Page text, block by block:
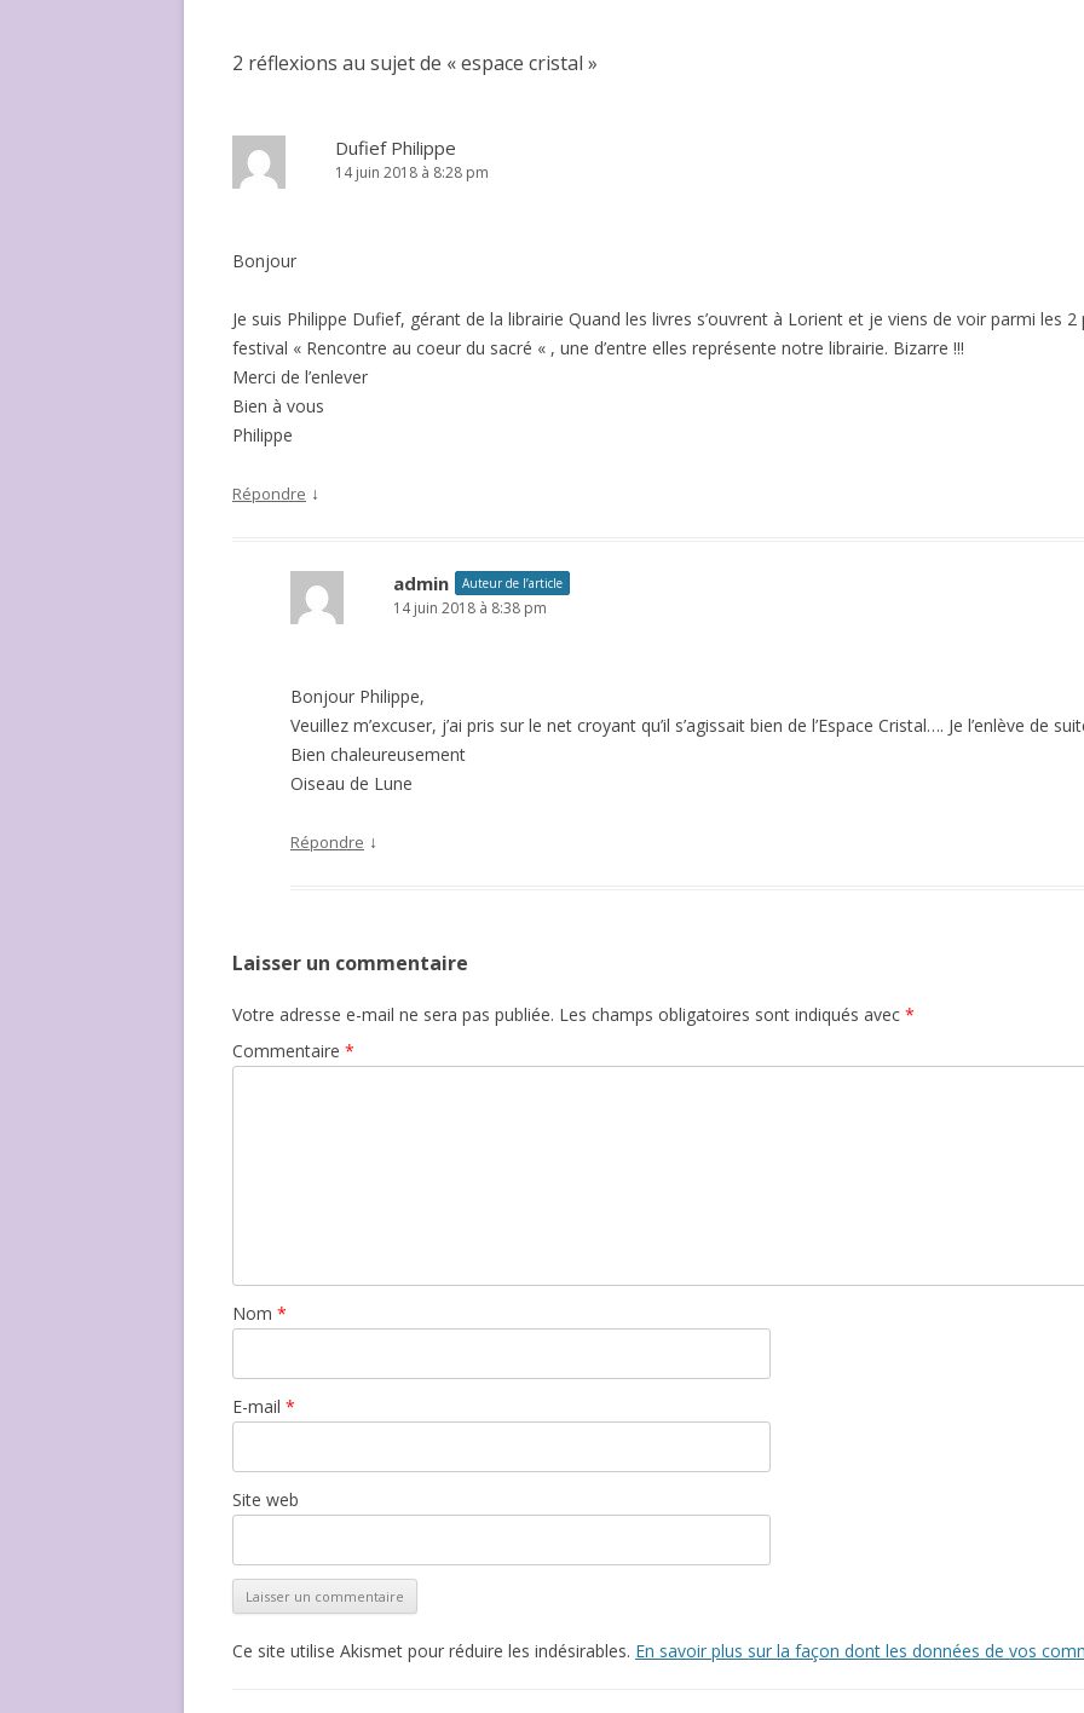
2 réflexions au sujet de «espace cristal »
Dufief Philippe
14 juin 2018 à 8:28 pm
Bonjour
Je suis Philippe Dufief, gérant de la librairie Quand les livres s’ouvrent à Lorient et je viens de voir parmi les
festival « Rencontre au coeur du sacré « , une d’entre elles représente notre librairie. Bizarre !!!
Merci de l’enlever
Bien à vous
Philippe
Répondre ↓
admin Auteur de l’article
14 juin 2018 à 8:38 pm
Bonjour Philippe,
Veuillez m’excuser, j’ai pris sur le net croyant qu’il s’agissait bien de l’Espace Cristal…. Je l’enlève de
Bien chaleureusement
Oiseau de Lune
Répondre ↓
Laisser un commentaire
Votre adresse e-mail ne sera pas publiée. Les champs obligatoires sont indiqués avec *
Commentaire *
Nom *
E-mail *
Site web
Ce site utilise Akismet pour réduire les indésirables. En savoir plus sur la façon dont les données de vos